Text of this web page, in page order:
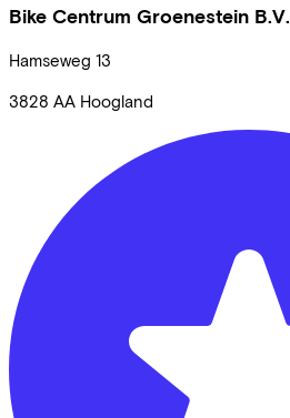
Bike Centrum Groenestein B.V.
Hamseweg 13
3828 AA Hoogland